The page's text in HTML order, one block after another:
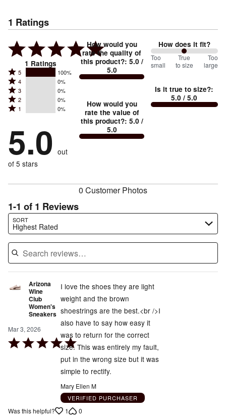
1 Ratings
1 Ratings
Rated
5
stars
by
of
reviewers
5 100%
Rated
4
stars
by
of
reviewers
4 0%
Rated
3
stars
0%
of
reviewers
3 0%
Rated
2
by
0%
of
reviewers
2 0%
Rated
stars
by
0%
of
1 0%
5.0 out
of 5 stars
How would you
rate the quality of
this product?: 5.0 /
5.0
How would you
rate the value of
this product?: 5.0 /
5.0
How does it fit?
100
between
small
and
Too
small
True
to size
Too
large
Is it true to size?:
5.0 / 5.0
0 Customer Photos
1-1 of 1 Reviews
SORT
Highest Rated
Search reviews…
Arizona
Wine
Club
Women's
Sneakers
Mar 3, 2026
Rated
I love the shoes they are light
weight and the brown
shoestrings are the best.<br />I
also have to say how easy it
was to return for the correct
size. This was entirely my fault,
put in the wrong size but it was
simple to rectify.
Mary Ellen M
VERIFIED PURCHASER
Was this helpful? 1 0